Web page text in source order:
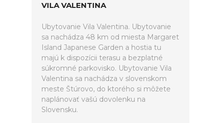
VILA VALENTINA
Ubytovanie Vila Valentina. Ubytovanie
sa nachádza 48 km od miesta Margaret
Island Japanese Garden a hostia tu
majú k dispozícii terasu a bezplatné
súkromné parkovisko. Ubytovanie Vila
Valentina sa nachádza v slovenskom
meste Štúrovo, do ktorého si môžete
naplánovať vašú dovolenku na
Slovensku.